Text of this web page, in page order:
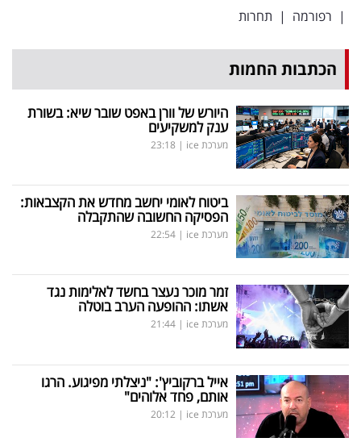
| רפורמה | תחרות
הכתבות החמות
היורש של וורן באפט שובר שיא: בשורת
ענק למשקיעים
מערכת ice |
23:18
ביטוח לאומי יחשב מחדש את הקצבאות:
הפסיקה החשובה שהתקבלה
מערכת ice |
22:54
זמר מוכר נעצר בחשד לאלימות נגד
אשתו: ההופעה הערב בוטלה
מערכת ice |
21:44
אייל ברקוביץ': "ניצלתי מפיגוע. הרגו
אותם, פחד אלוהים"
מערכת ice |
20:12